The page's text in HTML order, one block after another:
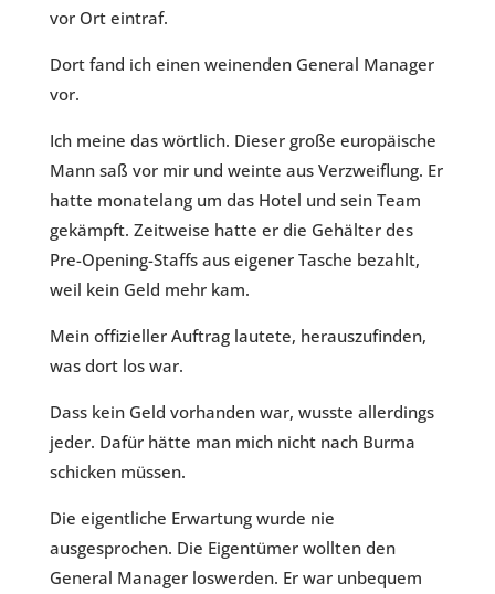
vor Ort eintraf.
Dort fand ich einen weinenden General Manager
vor.
Ich meine das wörtlich. Dieser große europäische
Mann saß vor mir und weinte aus Verzweiflung. Er
hatte monatelang um das Hotel und sein Team
gekämpft. Zeitweise hatte er die Gehälter des
Pre-Opening-Staffs aus eigener Tasche bezahlt,
weil kein Geld mehr kam.
Mein offizieller Auftrag lautete, herauszufinden,
was dort los war.
Dass kein Geld vorhanden war, wusste allerdings
jeder. Dafür hätte man mich nicht nach Burma
schicken müssen.
Die eigentliche Erwartung wurde nie
ausgesprochen. Die Eigentümer wollten den
General Manager loswerden. Er war unbequem